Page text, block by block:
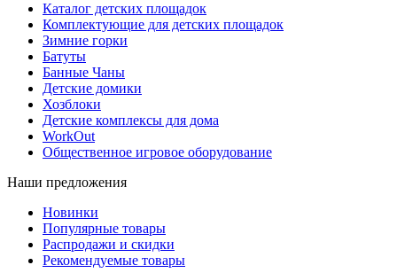
Каталог детских площадок
Комплектующие для детских площадок
Зимние горки
Батуты
Банные Чаны
Детские домики
Хозблоки
Детские комплексы для дома
WorkOut
Общественное игровое оборудование
Наши предложения
Новинки
Популярные товары
Распродажи и скидки
Рекомендуемые товары